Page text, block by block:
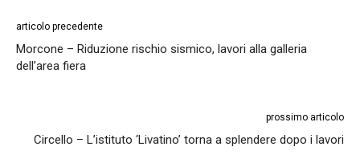
articolo precedente
Morcone – Riduzione rischio sismico, lavori alla galleria
dell’area fiera
prossimo articolo
Circello – L’istituto ‘Livatino’ torna a splendere dopo i lavori